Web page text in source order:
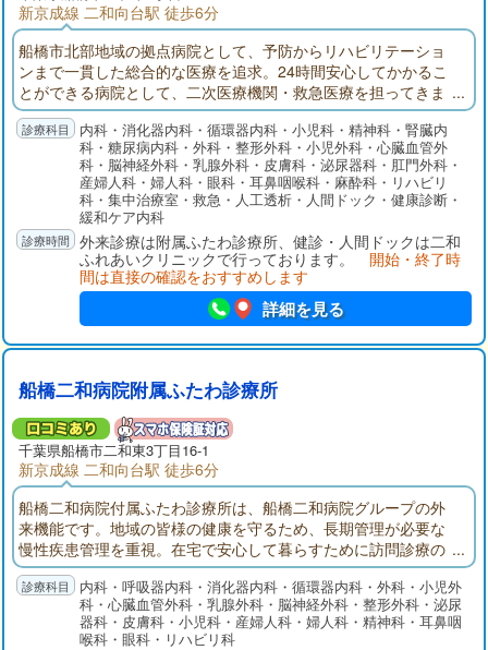
新京成線 二和向台駅 徒歩6分
船橋市北部地域の拠点病院として、予防からリハビリテーショ
ンまで一貫した総合的な医療を追求。24時間安心してかかるこ
とができる病院として、二次医療機関・救急医療を担ってきま
した。船橋二和病院付属ふたわ診療所(主に外来部門)、ふれあい
クリニック（主に健診部門）、二和在宅介護支援センター、八
木が谷在宅介護支援センターでそれぞれ役割分担して連携を取
りながら、地域の皆様の健康を守ります。
内科・消化器内科・循環器内科・小児科・精神科・腎臓内
科・糖尿病内科・外科・整形外科・小児外科・心臓血管外
科・脳神経外科・乳腺外科・皮膚科・泌尿器科・肛門外科・
産婦人科・婦人科・眼科・耳鼻咽喉科・麻酔科・リハビリ
科・集中治療室・救急・人工透析・人間ドック・健康診断・
緩和ケア内科
外来診療は附属ふたわ診療所、健診・人間ドックは二和
ふれあいクリニックで行っております。 開始・終了時
間は直接の確認をおすすめします
詳細を見る
船橋二和病院附属ふたわ診療所
千葉県船橋市二和東3丁目16-1
新京成線 二和向台駅 徒歩6分
船橋二和病院付属ふたわ診療所は、船橋二和病院グループの外
来機能です。地域の皆様の健康を守るため、長期管理が必要な
慢性疾患管理を重視。在宅で安心して暮らすために訪問診療の
展開。入退院では船橋二和病院との連携。地域の皆様が安心し
て暮らせるように医療面でサポートできる外来機能を目指して
内科・呼吸器内科・消化器内科・循環器内科・外科・小児外
科・心臓血管外科・乳腺外科・脳神経外科・整形外科・泌尿
器科・皮膚科・小児科・産婦人科・婦人科・精神科・耳鼻咽
喉科・眼科・リハビリ科